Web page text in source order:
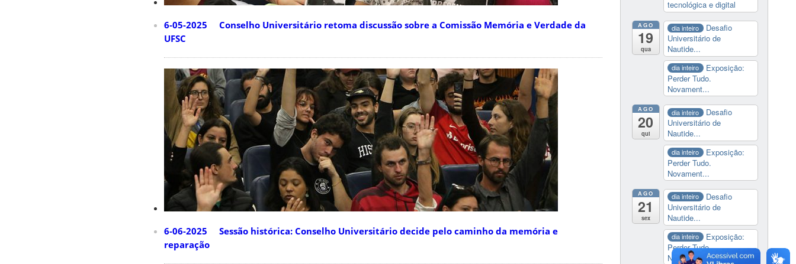
6-05-2025 Conselho Universitário retoma discussão sobre a Comissão Memória e Verdade da
UFSC
6-06-2025 Sessão histórica: Conselho Universitário decide pelo caminho da memória e
reparação
tecnológica e digital
AGO
19
qua
dia inteiro
Desafio
Universitário de
Nautide...
dia inteiro
Exposição:
Perder Tudo.
Novament...
AGO
20
qui
dia inteiro
Desafio
Universitário de
Nautide...
dia inteiro
Exposição:
Perder Tudo.
Novament...
AGO
21
sex
dia inteiro
Desafio
Universitário de
Nautide...
dia inteiro
Exposição:
Perder Tudo.
Novament...